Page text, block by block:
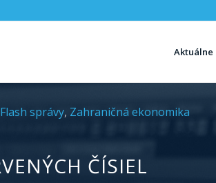
Aktuálne
Flash správy, Zahraničná ekonomika
ČÍSIEL